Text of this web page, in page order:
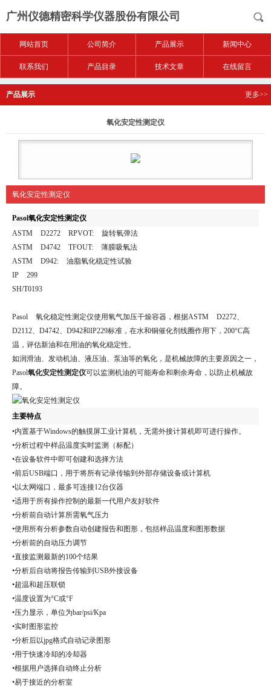
广州仪德精密科学仪器股份有限公司
网站首页 公司简介 产品展示 新闻中心
联系我们 产品目录 技术文章 在线留言
产品展示 更多>>
氧化安定性测定仪
氧化安定性测定仪
Pasol氧化安定性测定仪
ASTM D2272 RPVOT: 旋转氧弹法
ASTM D4742 TFOUT: 薄膜吸氧法
ASTM D942: 油脂氧化稳定性试验
IP 299
SH/T0193
Pasol 氧化稳定性测定仪使用氧气加压干燥容器，根据ASTM D2272、
D2112、D4742、D942和IP229标准，在水和铜催化剂线圈作用下，200°C高
温，评估新油和在用油的氧化稳定性。
如润滑油、发动机油、液压油、泵油等的氧化，是机械故障的主要原因之一，
Pasol氧化安定性测定仪可以监测机油的可能寿命和剩余寿命，以防止机械故
障。
主要特点
•内置基于Windows的触摸屏工业计算机，无需外接计算机即可进行操作。
•分析过程中样品温度实时监测（标配）
•在设备软件中即可创建和选择方法
•前后USB端口，用于将所有记录传输到外部存储设备或计算机
•以太网端口，最多可连接12台仪器
•适用于所有操作控制的最新一代用户友好软件
•分析前自动计算所需氧气压力
•使用所有分析参数自动创建报告和图形，包括样品温度和图形数据
•分析前的自动压力调节
•直接监测最新的100个结果
•分析后自动将报告传输到USB外接设备
•超温和超压联锁
•温度设置为°C或°F
•压力显示，单位为bar/psi/Kpa
•实时图形监控
•分析后以jpg格式自动记录图形
•用于快速冷却的冷却器
•根据用户选择自动终止分析
•易于接近的分析室